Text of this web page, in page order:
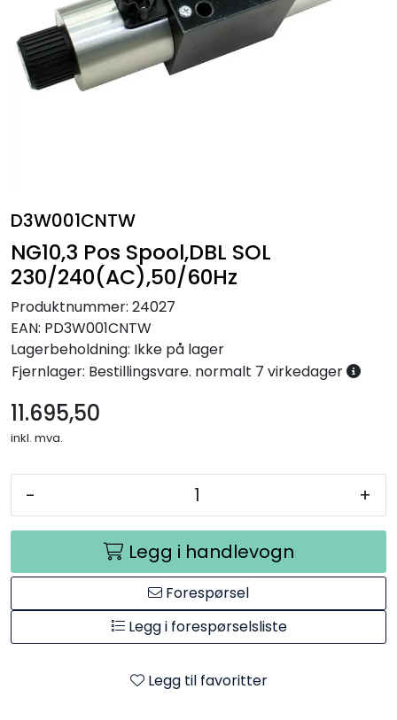
D3W001CNTW
NG10,3 Pos Spool,DBL SOL
230/240(AC),50/60Hz
Produktnummer: 24027
EAN: PD3W001CNTW
Lagerbeholdning: Ikke på lager
Fjernlager: Bestillingsvare. normalt 7 virkedager
11.695,50
inkl. mva.
- +
Legg i handlevogn
Forespørsel
Legg i forespørselsliste
Legg til favoritter
Annet